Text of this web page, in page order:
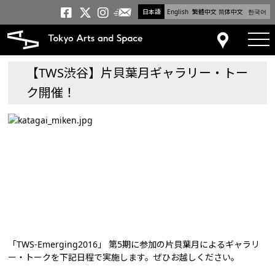
日本語 English 繁體中文 简体中文 한국어
トーキョーアーツアンド
トーキョーアーツアンド
トーキョーアーツア
メールニュース
アクセス
【TWS渋谷】片貝葉月ギャラリー・トー
ク開催！
「TWS-Emerging2016」 第5期に参加の片貝葉月によるギャラリ
ー・トークを下記日程で実施します。ぜひお越しください。